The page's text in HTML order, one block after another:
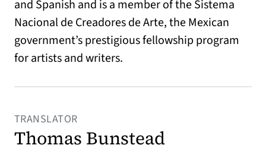
and Spanish and is a member of the Sistema
Nacional de Creadores de Arte, the Mexican
government’s prestigious fellowship program
for artists and writers.
TRANSLATOR
Thomas Bunstead